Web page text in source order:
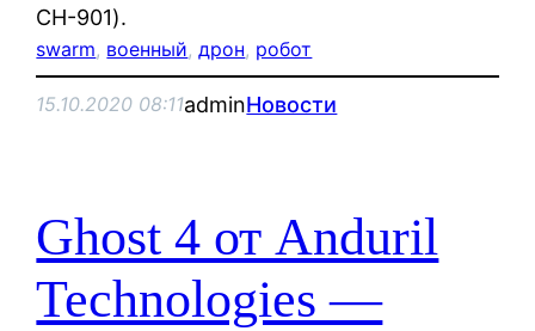
CH-901).
swarm, военный, дрон, робот
15.10.2020 08:11adminНовости
Ghost 4 от Anduril
Technologies —